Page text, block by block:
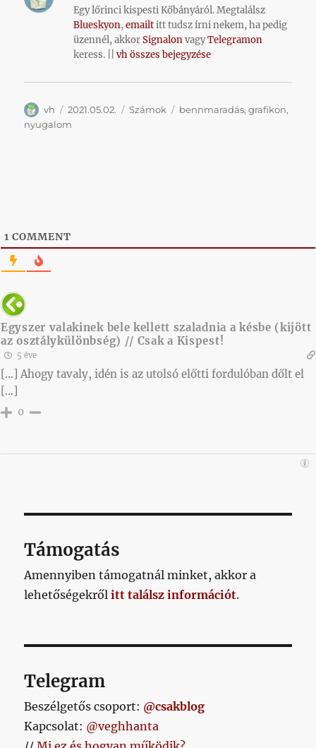
Egy lőrinci kispesti Kőbányáról. Megtalálsz
Blueskyon,emailtitt tudsz írni nekem, ha pedig
üzennél, akkorSignalonvagyTelegramon
keress. ||vh összes bejegyzése
Szerző
vh Közzétéve
2021.05.02. Kategória
Számok Címke
bennmaradás,grafikon,
nyugalom
1 COMMENT
Egyszer valakinek bele kellett szaladnia a késbe (kijött
az osztálykülönbség) // Csak a Kispest!
5 éve
[…] Ahogy tavaly, idén is az utolsó előtti fordulóban dőlt el
[…]
0
Támogatás
Amennyiben támogatnál minket, akkor a
lehetőségekrőlitt találsz információt.
Telegram
Beszélgetős csoport: @csakblog
Kapcsolat: @veghhanta